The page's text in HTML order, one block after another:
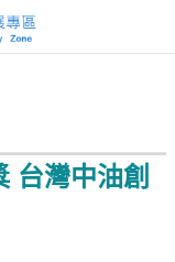
台灣中油創